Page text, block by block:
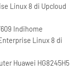
Linux 8 di Upcloud
Indihome
Linux 8 di
Huawei HG8245H5